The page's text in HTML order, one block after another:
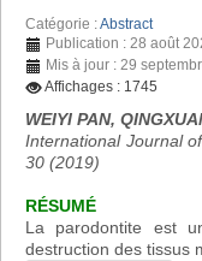
Catégorie :Abstract
Publication : 28 août
Mis à jour : 29
Affichages : 1745
WEIYI PAN,
International Journal
30 (2019)
RÉSUMÉ
La parodontite est
destruction des tissus